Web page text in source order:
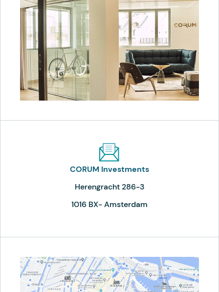
CORUM Investments
Herengracht 286-3
1016 BX- Amsterdam